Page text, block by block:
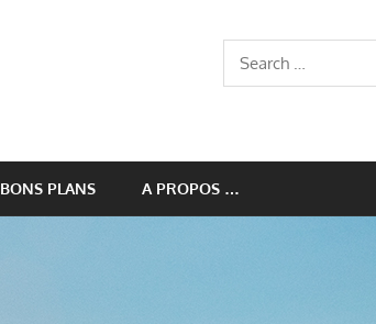
Search
for:
BONS PLANS A PROPOS …